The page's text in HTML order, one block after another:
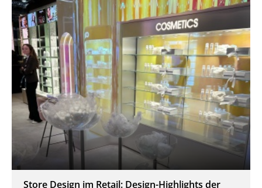
Store Design im Retail: Design-Highlights der